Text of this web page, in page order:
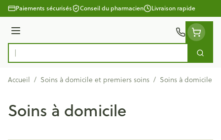
Aller au contenu
Paiements sécurisés Conseil du pharmacien Livraison rapide
Menu
Rechercher
Accueil / Soins à domicile et premiers soins / Soins à domicile
Soins à domicile